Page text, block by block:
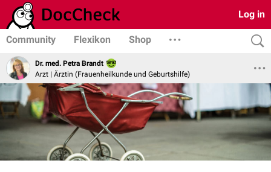
Log in
Community Flexikon Shop
Dr. med. Petra Brandt
Arzt | Ärztin (Frauenheilkunde und Geburtshilfe)